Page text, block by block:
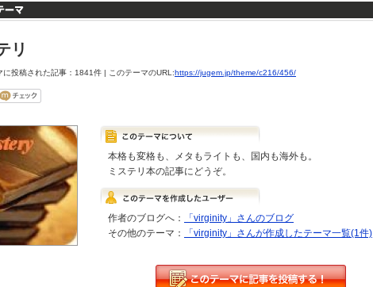
リ
に投稿された記事：1841件 | このテーマのURL:https://jugem.jp/theme/c216/456/
本格も変格も、メタもライトも、国内も海外も。
ミステリ本の記事にどうぞ。
作者のブログへ：
「virginity」さんのブログ
その他のテーマ：
「virginity」さんが作成したテーマ一覧(1件)